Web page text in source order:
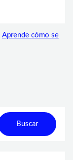
Aprende cómo se